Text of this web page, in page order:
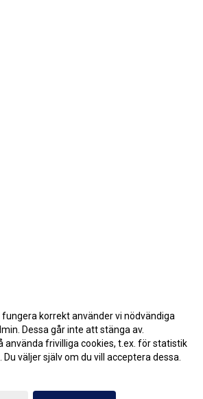
till Webbversion
korrekt använder vi nödvändiga
Dessa går inte att stänga av.
använda frivilliga cookies, t.ex. för statistik
väljer själv om du vill acceptera dessa.